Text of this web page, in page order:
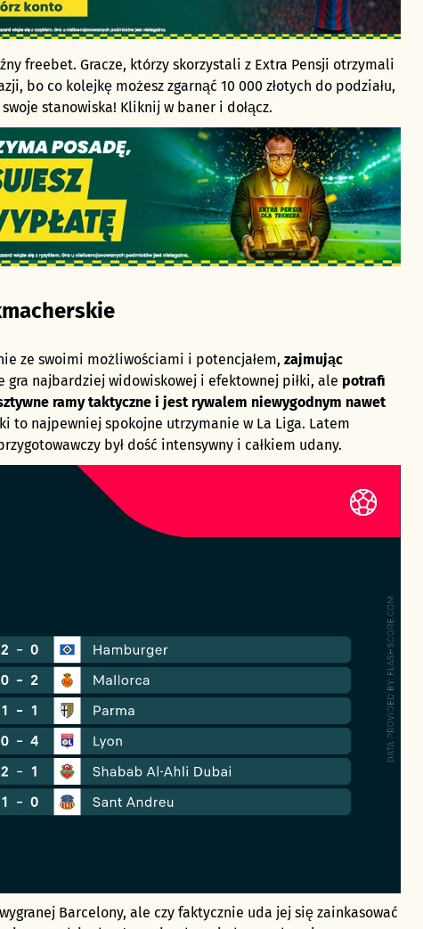
freebet. Gracze, którzy skorzystali z Extra Pensji otrzymali
bo co kolejkę możesz zgarnąć 10 000 złotych do podziału,
stanowiska! Kliknij w baner i dołącz.
ze swoimi możliwościami i potencjałem, zajmując
gra najbardziej widowiskowej i efektownej piłki, ale potrafi
ramy taktyczne i jest rywalem niewygodnym nawet
to najpewniej spokojne utrzymanie w La Liga. Latem
był dość intensywny i całkiem udany.
Barcelony, ale czy faktycznie uda jej się zainkasować